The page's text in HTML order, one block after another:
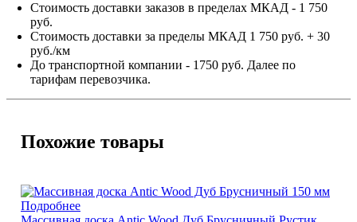
Стоимость доставки заказов в пределах МКАД - 1 750
руб.
Стоимость доставки за пределы МКАД 1 750 руб. + 30
руб./км
До транспортной компании - 1750 руб. Далее по
тарифам перевозчика.
Похожие товары
Подробнее